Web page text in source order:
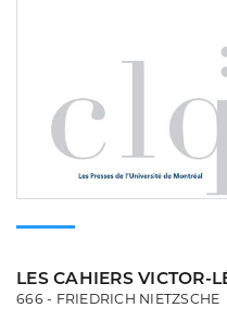
LES CAHIERS VICTOR-
666 - FRIEDRICH NIETZSCHE